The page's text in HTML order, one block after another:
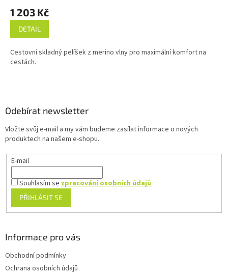
1 203 Kč
DETAIL
Cestovní skladný pelíšek z merino vlny pro maximální komfort na
cestách.
Odebírat newsletter
Vložte svůj e-mail a my vám budeme zasílat informace o nových
produktech na našem e-shopu.
E-mail
Souhlasím sezpracování osobních údajů
PŘIHLÁSIT SE
Informace pro vás
Obchodní podmínky
Ochrana osobních údajů